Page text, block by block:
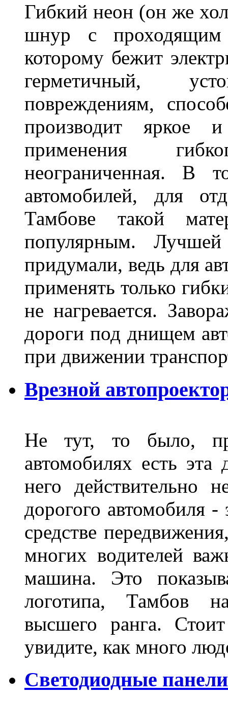
Гибкий неон (он же
шнур с
которому бежит
герметичный,
повреждениям,
производит яркое
применения
неограниченная.
автомобилей, для
Тамбове такой
популярным.
придумали, ведь для
применять только
не нагревается.
дороги под днищем
при движении
Врезной
Не тут, то было,
автомобилях есть
него действительно
дорогого автомобиля
средстве
многих водителей
машина. Это
логотипа, Тамбов
высшего ранга.
увидите, как много
Светодиодные